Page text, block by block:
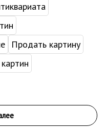
Продать картину